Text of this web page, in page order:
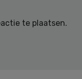
te plaatsen.